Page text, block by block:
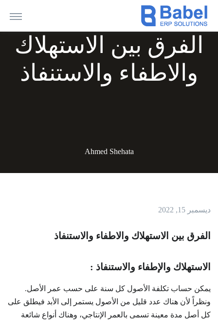
الفرق بين الاستهلاك
والاطفاء والاستنفاذ
Ahmed Shehata
ديسمبر 15, 2022
الفرق بين الاستهلاك والاطفاء والاستنفاذ
الاستهلاك والإطفاء والاستنفاذ :
يمكن حساب تكلفة الأصول كل سنة على حسب عمر الأصل.
ونظراً لأن هناك عدد قليل من الأصول يستمر إلى الأبد فيطلق على
كل أصل مدة معينة تسمى بالعمر الإنتاجي، وهناك أنواع شائعة